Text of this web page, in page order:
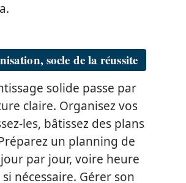
socle de la réussite
solide passe par
claire. Organisez vos
les, bâtissez des plans
un planning de
par jour, voire heure
nécessaire. Gérer son